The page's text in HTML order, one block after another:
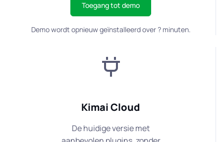
Toegang tot demo
Demo wordt opnieuw geïnstalleerd over ?minuten.
Kimai Cloud
De huidige versie met